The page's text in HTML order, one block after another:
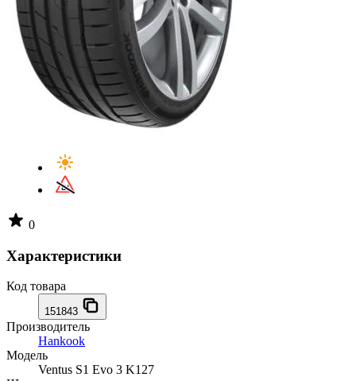
0
Характеристики
Код товара
151843
Производитель
Hankook
Модель
Ventus S1 Evo 3 K127